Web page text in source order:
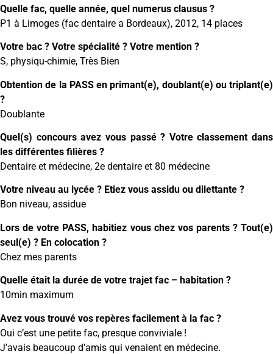
Quelle fac, quelle année, quel numerus clausus ?
P1 à Limoges (fac dentaire a Bordeaux), 2012, 14 places
Votre bac ? Votre spécialité ? Votre mention ?
S, physiqu-chimie, Très Bien
Obtention de la PASS en primant(e), doublant(e) ou triplant(e)
?
Doublante
Quel(s) concours avez vous passé ? Votre classement dans
les différentes filières ?
Dentaire et médecine, 2e dentaire et 80 médecine
Votre niveau au lycée ? Etiez vous assidu ou dilettante ?
Bon niveau, assidue
Lors de votre PASS, habitiez vous chez vos parents ? Tout(e)
seul(e) ? En colocation ?
Chez mes parents
Quelle était la durée de votre trajet fac – habitation ?
10min maximum
Avez vous trouvé vos repères facilement à la fac ?
Oui c’est une petite fac, presque conviviale !
J’avais beaucoup d’amis qui venaient en médecine.